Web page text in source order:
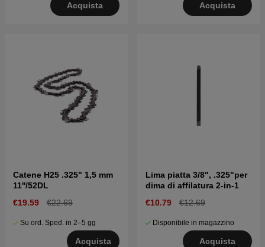
Acquista Acquista
Catene H25 .325" 1,5 mm
11''/52DL
€19.59
€22.69
Su ord. Sped. in 2–5 gg
Acquista
Lima piatta 3/8", .325"per
dima di affilatura 2-in-1
€10.79
€12.69
Disponibile in magazzino
Acquista